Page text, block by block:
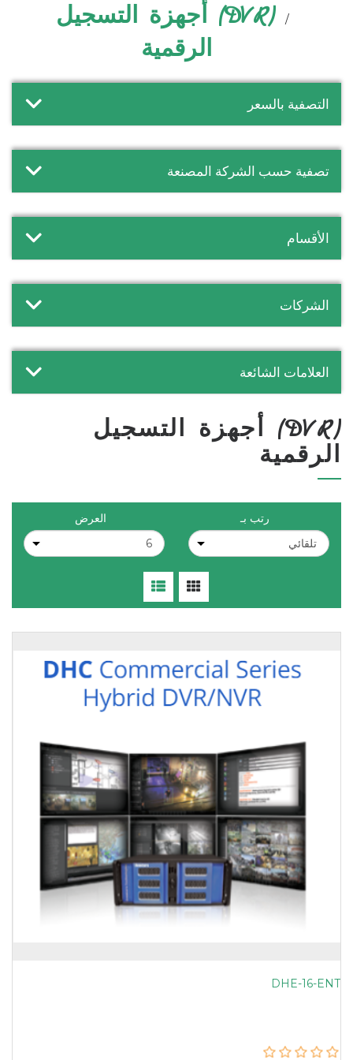
(DVR) أجهزة التسجيل
الرقمية
التصفية بالسعر
تصفية حسب الشركة المصنعة
الأقسام
الشركات
العلامات الشائعة
(DVR) أجهزة التسجيل
الرقمية
رتب بـ العرض
DHE-16-ENT